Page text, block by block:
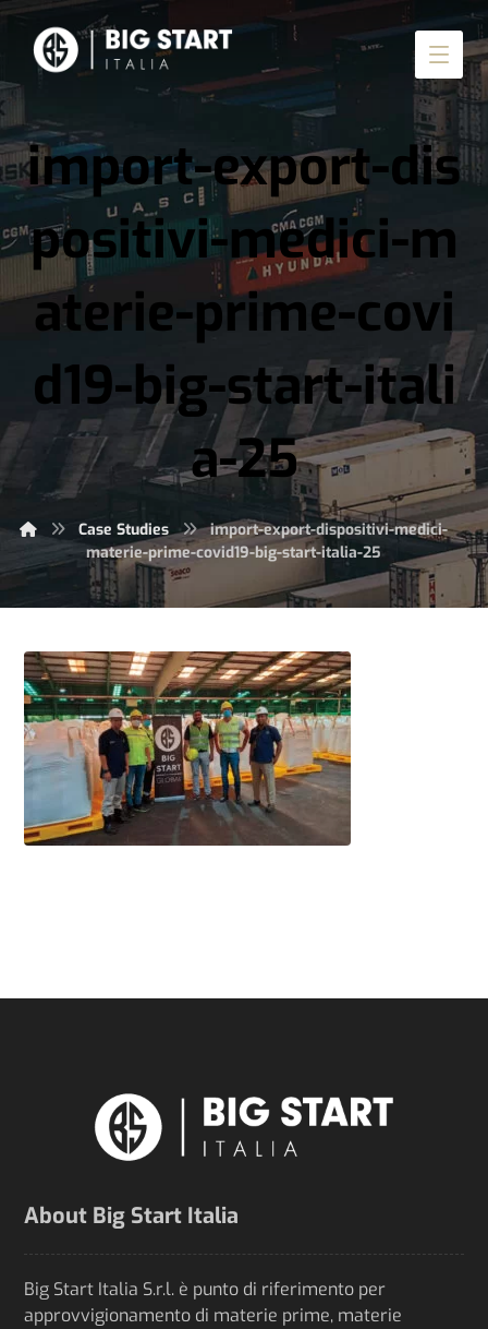
import-export-dis
positivi-medici-m
aterie-prime-covi
d19-big-start-itali
a-25
Case Studies
import-export-dispositivi-medici-
materie-prime-covid19-big-start-italia-25
About Big Start Italia
Big Start Italia S.r.l. è punto di riferimento per
approvvigionamento di materie prime, materie